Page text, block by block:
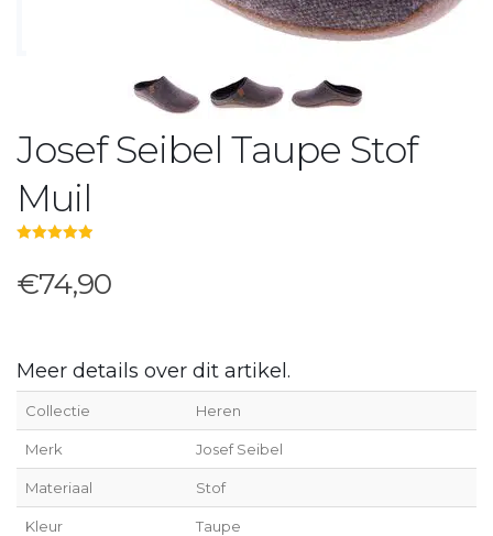
Josef Seibel Taupe Stof
Muil
€74,90
Meer details over dit artikel.
Collectie Heren
Merk Josef Seibel
Materiaal Stof
Kleur Taupe